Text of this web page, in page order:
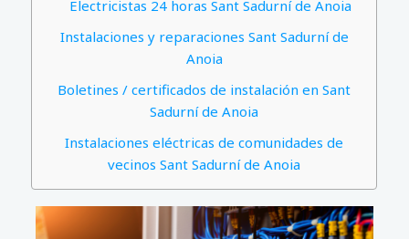
Electricistas 24 horas Sant Sadurní de Anoia
Instalaciones y reparaciones Sant Sadurní de
Anoia
Boletines / certificados de instalación en Sant
Sadurní de Anoia
Instalaciones eléctricas de comunidades de
vecinos Sant Sadurní de Anoia